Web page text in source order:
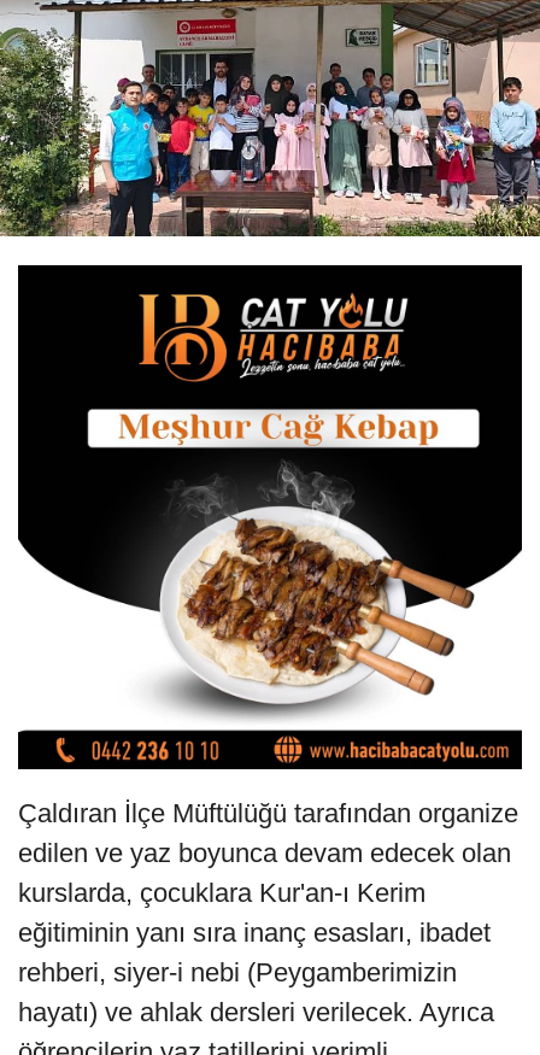
Çaldıran İlçe Müftülüğü tarafından organize
edilen ve yaz boyunca devam edecek olan
kurslarda, çocuklara Kur'an-ı Kerim
eğitiminin yanı sıra inanç esasları, ibadet
rehberi, siyer-i nebi (Peygamberimizin
hayatı) ve ahlak dersleri verilecek. Ayrıca